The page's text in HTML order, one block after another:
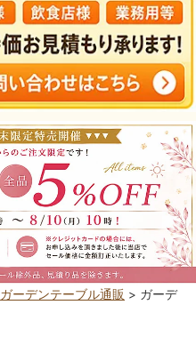
ガーデンテーブル通販 > ガーデ